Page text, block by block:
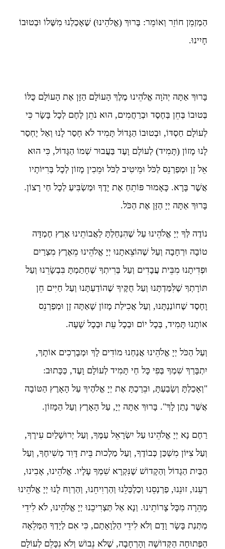
הַמְזַמֵן חוֹזֵר וְאוֹמֵר: בָּרוּךְ (אֱלֹהֵינוּ) שֶׁאָכַלְנוּ מִשֶּׁלוֹ וּבְטוּבוֹ
חָיִינוּ.
בָּרוּךְ אַתָּה יְהֹוָה אֱלֹהֵינוּ מֶלֶךְ הָעוֹלָם הַזָּן אֶת הָעוֹלָם כֻּלּוֹ
בְּטוּבוֹ בְּחֵן בְּחֶסֶד וּבְרַחֲמִים, הוּא נֹתֵן לֶחֶם לְכָל בָּשָׂר כִּי
לְעוֹלָם חַסְדּוֹ, וּבְטוּבוֹ הַגָּדוֹל תָּמִיד לֹא חָסַר לָנוּ וְאַל יֶחְסַר
לָנוּ מָזוֹן (תָּמִיד) לְעוֹלָם וָעֶד בַּעֲבוּר שְׁמוֹ הַגָּדוֹל, כִּי הוּא
אֵל זָן וּמְפַרְנֵס לַכֹּל וּמֵיטִיב לַכֹּל וּמֵכִין מָזוֹן לְכָל בְּרִיּוֹתָיו
אֲשֶׁר בָּרָא. כָּאָמוּר פּוֹתֵחַ אֶת יָדֶךָ וּמַשְׂבִּיעַ לְכָל חַי רָצוֹן.
בָּרוּךְ אַתָּה יְיָ הַזָּן אֶת הַכֹּל.
נוֹדֶה לְּךָ יְיָ אֱלֹהֵינוּ עַל שֶׁהִנְחַלְתָּ לַאֲבוֹתֵינוּ אֶרֶץ חֶמְדָּה
טוֹבָה וּרְחָבָה וְעַל שֶׁהוֹצֵאתָנוּ יְיָ אֱלֹהֵינוּ מֵאֶרֶץ מִצְרַיִם
וּפְדִיתָנוּ מִבֵּית עֲבָדִים וְעַל בְּרִיתְךָ שֶׁחָתַמְתָּ בִּבְשָׂרֵנוּ וְעַל
תּוֹרָתְךָ שֶׁלִּמַּדְתָּנוּ וְעַל חֻקֶּיךָ שֶׁהוֹדַעְתָּנוּ וְעַל חַיִּים חֵן
וָחֶסֶד שֶׁחוֹנַנְתָּנוּ, וְעַל אֲכִילַת מָזוֹן שָׁאַתָּה זָן וּמְפַרְנֵס
אוֹתָנוּ תָּמִיד, בְּכָל יוֹם וּבְכָל עֵת וּבְכָל שָׁעָה.
וְעַל הַכֹּל יְיָ אֱלֹהֵינוּ אֲנַחְנוּ מוֹדִים לָךְ וּמְבָרְכִים אוֹתָךְ,
יִתְבָּרַךְ שִׁמְךָ בְּפִי כָּל חַי תָּמִיד לְעוֹלָם וָעֶד, כַּכָּתוּב:
"וְאָכַלְתָּ וְשָׂבַעְתָּ, וּבֵרַכְתָּ אֶת יְיָ אֱלֹהֶיךָ עַל הָאָרֶץ הַטּוֹבָה
אֲשֶּׁר נָתַן לָךְ". בָּרוּךְ אַתָּה יְיָ, עַל הָאָרֶץ וְעַל הַמָּזוֹן.
רַחֶם נָא יְיָ אֱלֹהֵינוּ עַל יִשְׂרָאֵל עַמֶּךָ, וְעַל יְרוּשָׁלַיִם עִירֶךָ,
וְעַל צִיּוֹן מִשְׁכַּן כְּבוֹדֶךָ, וְעַל מַלְכוּת בֵּית דָּוִד מְשִׁיחֶךָ, וְעַל
הַבַּיִת הַגָדוֹל וְהַקָדוֹשׁ שֶׁנִּקְרָא שִׁמְךָ עָלָיו. אֱלֹהֵינוּ, אָבִינוּ,
רְעֵנוּ, זוּנֵנוּ, פַרְנְסֵנוּ וְכַלְכְּלֵנוּ וְהַרְוִיחֵנוּ, וְהַרְוַח לָנוּ יְיָ אֱלֹהֵינוּ
מְהֵרָה מִכָּל צָרוֹתֵינוּ. וְנָא אַל תַּצְרִיכֵנוּ יְיָ אֱלֹהֵינוּ, לֹא לִידֵי
מַתְּנַת בָּשָׂר וָדָם וְלֹא לִידֵי הַלְוָאָתָם, כִּי אִם לְיָדְךָ הַמְּלֵאָה
הַפְּתוּחָה הַקְּדוֹשָׁה וְהָרְחָבָה, שֶׁלֹא נֵבוֹשׁ וְלֹא נִכָּלֵם לְעוֹלָם